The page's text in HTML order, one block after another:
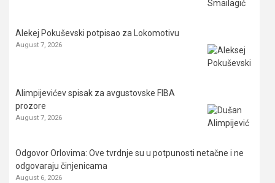
Alekej Pokuševski potpisao za Lokomotivu
August 7, 2026
Alimpijevićev spisak za avgustovske FIBA
prozore
August 7, 2026
Odgovor Orlovima: ​Ove tvrdnje su u potpunosti netačne i ne
odgovaraju činjenicama
August 6, 2026